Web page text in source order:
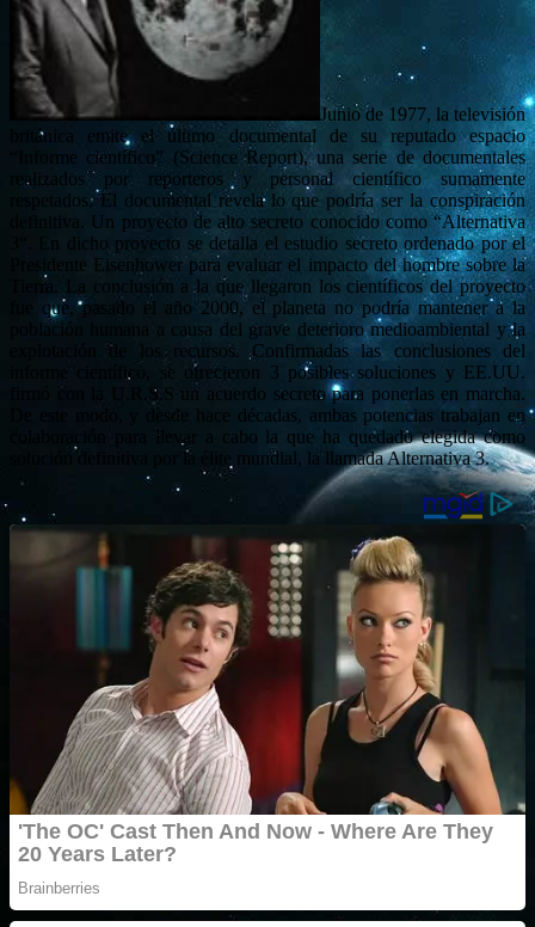
Junio de 1977, la televisión
británica emite el último documental de su reputado espacio
“Informe científico” (Science Report), una serie de documentales
realizados por reporteros y personal científico sumamente
respetados. El documental revela lo que podría ser la conspiración
definitiva. Un proyecto de alto secreto conocido como “Alternativa
3“. En dicho proyecto se detalla el estudio secreto ordenado por el
Presidente Eisenhower para evaluar el impacto del hombre sobre la
Tierra. La conclusión a la que llegaron los científicos del proyecto
fue que, pasado el año 2000, el planeta no podría mantener a la
población humana a causa del grave deterioro medioambiental y la
explotación de los recursos. Confirmadas las conclusiones del
informe científico, se ofrecieron 3 posibles soluciones y EE.UU.
firmó con la U.R.S.S un acuerdo secreto para ponerlas en marcha.
De este modo, y desde hace décadas, ambas potencias trabajan en
colaboración para llevar a cabo la que ha quedado elegida como
solución definitiva por la élite mundial, la llamada Alternativa 3.